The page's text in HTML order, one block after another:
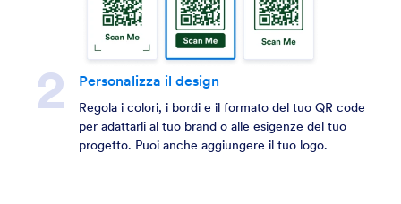
Personalizza il design
Regola i colori, i bordi e il formato del tuo QR code
per adattarli al tuo brand o alle esigenze del tuo
progetto. Puoi anche aggiungere il tuo logo.